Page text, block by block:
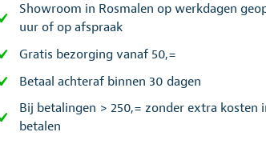
Showroom in Rosmalen op werkdagen
uur of op afspraak
Gratis bezorging vanaf 50,=
Betaal achteraf binnen 30 dagen
Bij betalingen > 250,= zonder extra kosten
betalen